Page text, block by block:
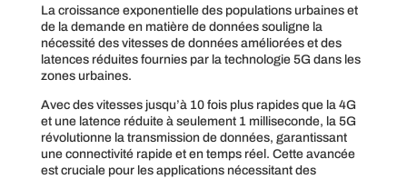
La croissance exponentielle des populations urbaines et
de la demande en matière de données souligne la
nécessité des vitesses de données améliorées et des
latences réduites fournies par la technologie 5G dans les
zones urbaines.
Avec des vitesses jusqu’à 10 fois plus rapides que la 4G
et une latence réduite à seulement 1 milliseconde, la 5G
révolutionne la transmission de données, garantissant
une connectivité rapide et en temps réel. Cette avancée
est cruciale pour les applications nécessitant des